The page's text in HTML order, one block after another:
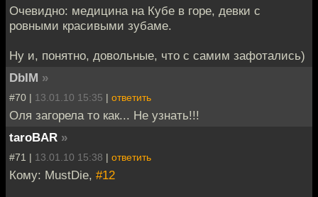
Очевидно: медицина на Кубе в горе, девки с
ровными красивыми зубаме.
Ну и, понятно, довольные, что с самим зафотались)
DbIM »
#70 | 13.01.10 15:35 | ответить
Оля загорела то как... Не узнать!!!
taroBAR »
#71 | 13.01.10 15:38 | ответить
Кому: MustDie, #12